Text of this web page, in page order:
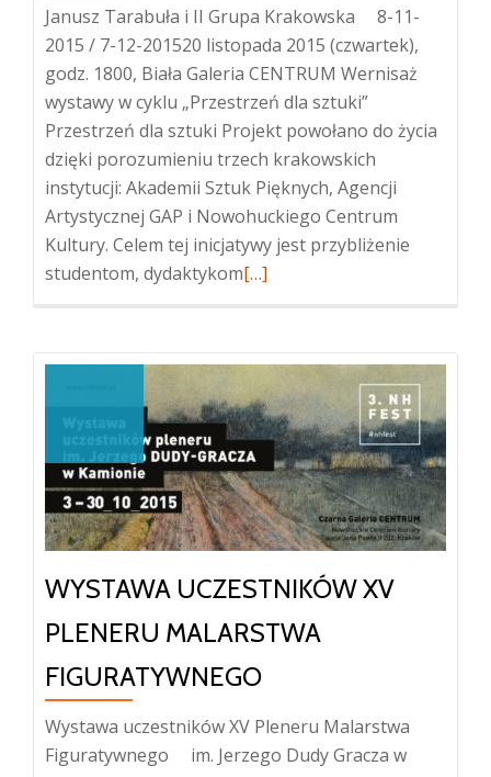
Janusz Tarabuła i II Grupa Krakowska 8-11-
2015 / 7-12-201520 listopada 2015 (czwartek),
godz. 1800, Biała Galeria CENTRUM Wernisaż
wystawy w cyklu „Przestrzeń dla sztuki”
Przestrzeń dla sztuki Projekt powołano do życia
dzięki porozumieniu trzech krakowskich
instytucji: Akademii Sztuk Pięknych, Agencji
Artystycznej GAP i Nowohuckiego Centrum
Kultury. Celem tej inicjatywy jest przybliżenie
studentom, dydaktykomWięcej
Grupa
Krakowska
[…]
WYSTAWA UCZESTNIKÓW XV
PLENERU MALARSTWA
FIGURATYWNEGO
Wystawa uczestników XV Pleneru Malarstwa
Figuratywnego im. Jerzego Dudy Gracza w